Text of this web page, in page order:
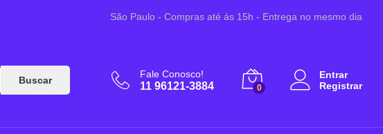
São Paulo - Compras até ás 15h - Entrega no mesmo dia
Buscar
Fale Conosco!
11 96121-3884 0
Entrar
Registrar
R$15,99 Adicionar ao Carrinho